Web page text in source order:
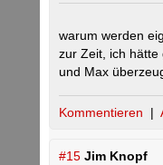
warum werden
zur Zeit, ich hätte
und Max
Kommentieren |
#15 Jim Knopf